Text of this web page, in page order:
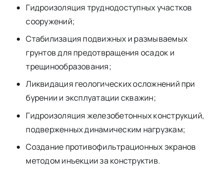
Гидроизоляция труднодоступных участков
сооружений;
Стабилизация подвижных и размываемых
грунтов для предотвращения осадок и
трещинообразования;
Ликвидация геологических осложнений при
бурении и эксплуатации скважин;
Гидроизоляция железобетонных конструкций,
подверженных динамическим нагрузкам;
Создание противофильтрационных экранов
методом инъекции за конструктив.